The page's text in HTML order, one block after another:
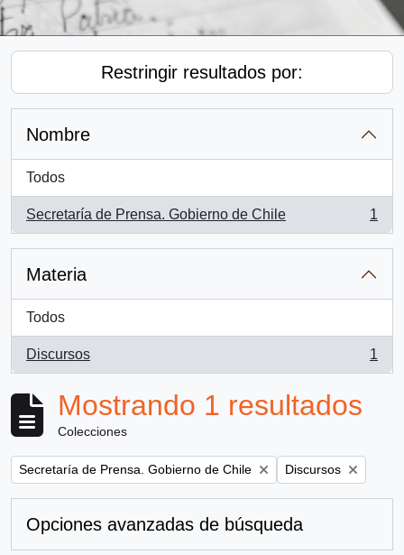
Restringir resultados por:
Nombre
Todos
Secretaría de Prensa. Gobierno de Chile
, 1 resultados
1
Materia
Todos
Discursos
, 1 resultados
1
Mostrando 1 resultados
Colecciones
Remove filter:
Secretaría de Prensa. Gobierno de Chile Remove filter:
Discursos
Opciones avanzadas de búsqueda